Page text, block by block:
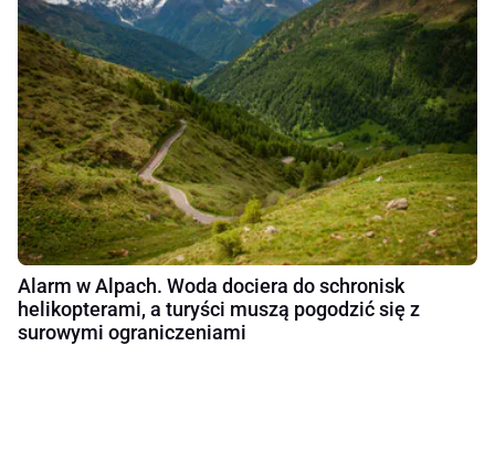
Alarm w Alpach. Woda dociera do schronisk
helikopterami, a turyści muszą pogodzić się z
surowymi ograniczeniami